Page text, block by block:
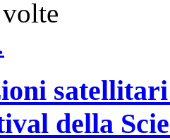
volte
della